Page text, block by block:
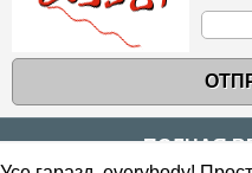
ПОЛНАЯ